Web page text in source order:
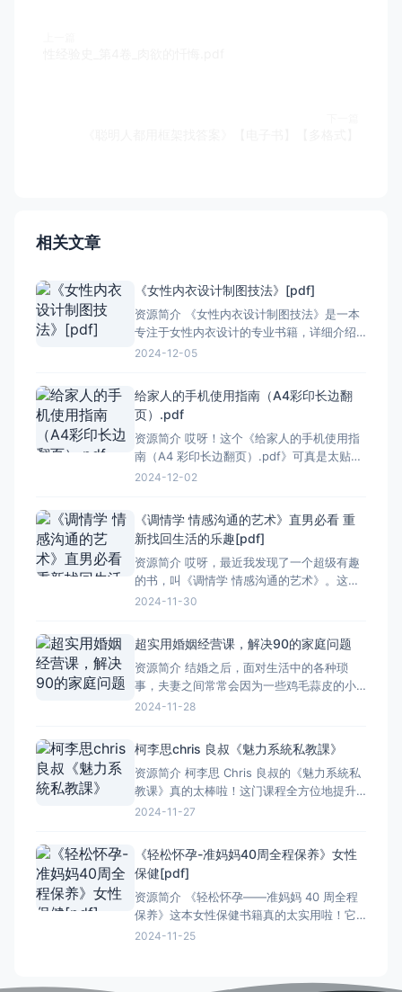
相关文章
《女性内衣设计制图技法》[pdf]
资源简介 《女性内衣设计制图技法》是一本
专注于女性内衣设计的专业书籍，详细介绍
了从基础结构到高级制图技巧的各个方面。
### 基础知识 书中首先介绍了女性人体的基
本构造和测量方法，这是设计内衣的基础。
通过学习这
2024-12-05
给家人的手机使用指南（A4彩印长边翻
页）.pdf
资源简介 哎呀！这个《给家人的手机使用指
南（A4 彩印长边翻页）.pdf》可真是太贴心
啦！现在手机这么普及，但很多人尤其是长
就清楚。长边翻页的设计也让阅读起来更顺
畅。里面详细地介绍了手机的各种功能和使
用方法，从最基础的
2024-12-02
《调情学 情感沟通的艺术》直男必看 重
新找回生活的乐趣[pdf]
资源简介 哎呀，最近我发现了一个超级有趣
的书，叫《调情学 情感沟通的艺术》。这本
书，我觉得特别适合咱们这些直男们看。咱
沟通的小技巧，真的很有用。比如怎么跟女
生聊天，怎么让她感到开心，怎么让两个人
的关系更进一步。这些
2024-11-30
超实用婚姻经营课，解决90的家庭问题
资源简介 结婚之后，面对生活中的各种琐
事，夫妻之间常常会因为一些鸡毛蒜皮的小
事产生分歧，家庭矛盾不断升级。 这门课程
的方式，结合真实的案例，让我们明白了婚
姻中彼此理解、包容和支持的重要性。 通过
学习，夫妻之间能更
2024-11-28
柯李思chris 良叔《魅力系統私教課》
资源简介 柯李思 Chris 良叔的《魅力系統私
教课》真的太棒啦！这门课程全方位地提升
我们的魅力。不管是在外形上，还是内在修
进行了全面的分析，让我们清楚自身的优缺
点。接着通过一系列的训练，让我们学会了
如何打造出既符
2024-11-27
《轻松怀孕-准妈妈40周全程保养》女性
保健[pdf]
资源简介 《轻松怀孕——准妈妈 40 周全程
保养》这本女性保健书籍真的太实用啦！它
详细地介绍了准妈妈在整个怀孕期间的各种
孕后，每一周的变化都有详尽的描述，让准
2024-11-25